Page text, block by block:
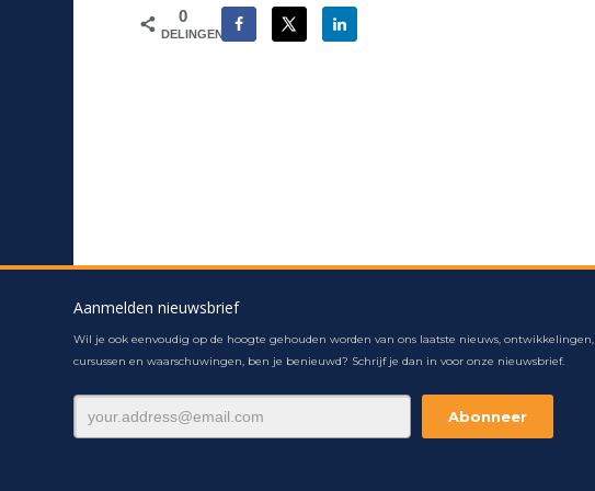
0
DELINGEN
Aanmelden nieuwsbrief
Wil je ook eenvoudig op de hoogte gehouden worden van ons laatste nieuws, ontwikkelingen,
cursussen en waarschuwingen, ben je benieuwd? Schrijf je dan in voor onze nieuwsbrief.